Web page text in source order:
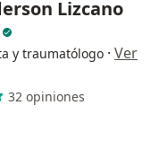
Lizcano
y traumatólogo · Ver
32 opiniones